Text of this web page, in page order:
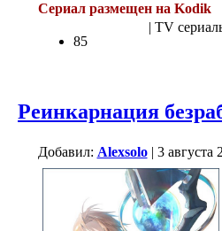
Сериал размещен на Kodik
85
| TV
Реинкарнация
Добавил: Alexsolo| 3 августа